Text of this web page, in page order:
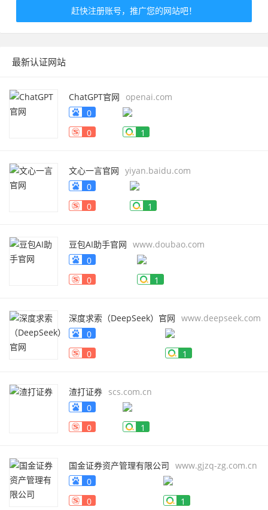
赶快注册账号，推广您的网站吧！
最新认证网站
ChatGPT官网
openai.com
0
0
1
文心一言官网 yiyan.baidu.com
0
0
1
豆包AI助手官网 www.doubao.com
0
0
1
深度求索（DeepSeek）官网 www.deepseek.com
0
0
1
渣打证券 scs.com.cn
0
0
1
国金证券资产管理有限公司 www.gjzq-zg.com.cn
0
0
1